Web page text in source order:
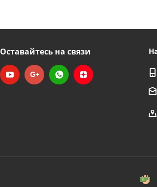
Оставайтесь на связи